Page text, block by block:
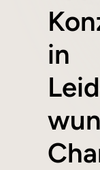
in